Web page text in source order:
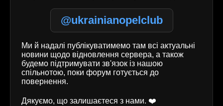
@ukrainianopelclub
Ми й надалі публікуватимемо там всі актуальні
новини щодо відновлення сервера, а також
будемо підтримувати зв'язок із нашою
спільнотою, поки форум готується до
повернення.
Дякуємо, що залишаєтеся з нами. ❤️